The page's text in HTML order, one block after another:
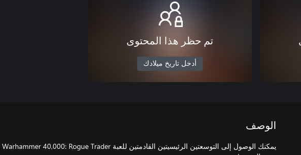
تم حظر هذا المحتوى
أدخل تاريخ ميلادك
الوصف